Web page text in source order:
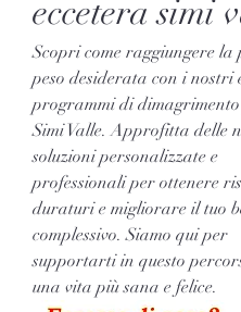
eccetera simi
Scopri come raggiungere
peso desiderata con i nostri
programmi di dimagrimento
Simi Valle. Approfitta delle
soluzioni personalizzate e
professionali per ottenere
duraturi e migliorare il tuo
complessivo. Siamo qui per
supportarti in questo
una vita più sana e felice.